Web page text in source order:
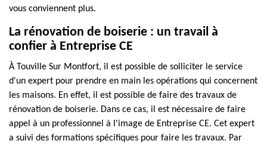
vous conviennent plus.
La rénovation de boiserie : un travail à
confier à Entreprise CE
À Touville Sur Montfort, il est possible de solliciter le service
d'un expert pour prendre en main les opérations qui concernent
les maisons. En effet, il est possible de faire des travaux de
rénovation de boiserie. Dans ce cas, il est nécessaire de faire
appel à un professionnel à l'image de Entreprise CE. Cet expert
a suivi des formations spécifiques pour faire les travaux. Par